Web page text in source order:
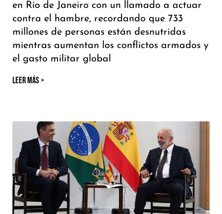
en Río de Janeiro con un llamado a actuar
contra el hambre, recordando que 733
millones de personas están desnutridas
mientras aumentan los conflictos armados y
el gasto militar global
LEER MÁS >